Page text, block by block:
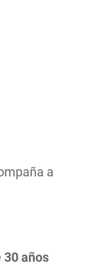
a
30 años